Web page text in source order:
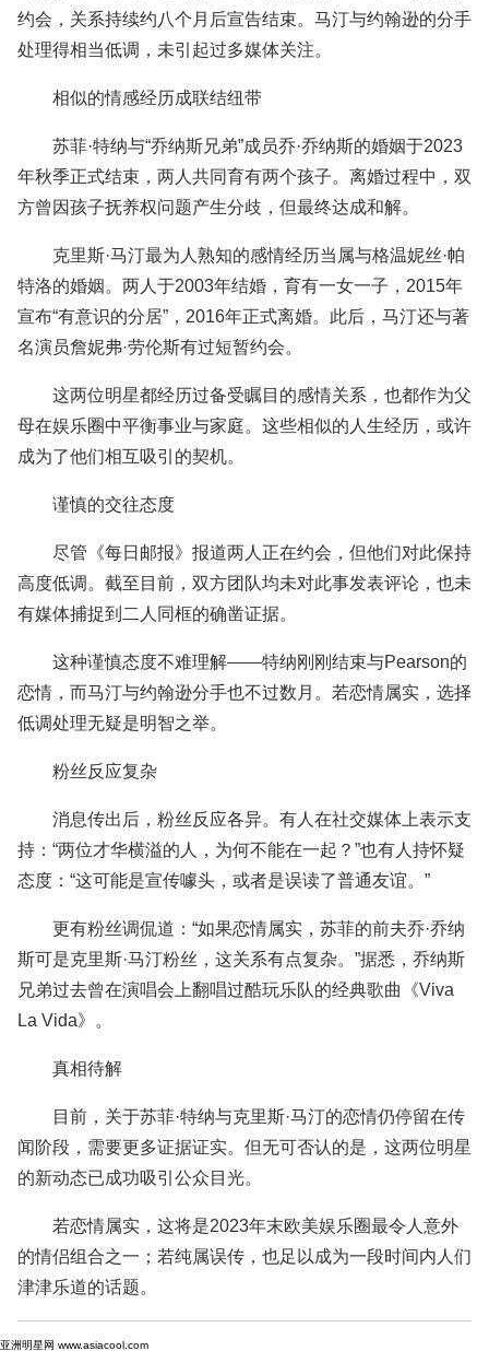
约会，关系持续约八个月后宣告结束。马汀与约翰逊的分手
处理得相当低调，未引起过多媒体关注。
相似的情感经历成联结纽带
苏菲·特纳与“乔纳斯兄弟”成员乔·乔纳斯的婚姻于2023
年秋季正式结束，两人共同育有两个孩子。离婚过程中，双
方曾因孩子抚养权问题产生分歧，但最终达成和解。
克里斯·马汀最为人熟知的感情经历当属与格温妮丝·帕
特洛的婚姻。两人于2003年结婚，育有一女一子，2015年
宣布“有意识的分居”，2016年正式离婚。此后，马汀还与著
名演员詹妮弗·劳伦斯有过短暂约会。
这两位明星都经历过备受瞩目的感情关系，也都作为父
母在娱乐圈中平衡事业与家庭。这些相似的人生经历，或许
成为了他们相互吸引的契机。
谨慎的交往态度
尽管《每日邮报》报道两人正在约会，但他们对此保持
高度低调。截至目前，双方团队均未对此事发表评论，也未
有媒体捕捉到二人同框的确凿证据。
这种谨慎态度不难理解——特纳刚刚结束与Pearson的
恋情，而马汀与约翰逊分手也不过数月。若恋情属实，选择
低调处理无疑是明智之举。
粉丝反应复杂
消息传出后，粉丝反应各异。有人在社交媒体上表示支
持：“两位才华横溢的人，为何不能在一起？”也有人持怀疑
态度：“这可能是宣传噱头，或者是误读了普通友谊。”
更有粉丝调侃道：“如果恋情属实，苏菲的前夫乔·乔纳
斯可是克里斯·马汀粉丝，这关系有点复杂。”据悉，乔纳斯
兄弟过去曾在演唱会上翻唱过酷玩乐队的经典歌曲《Viva
La Vida》。
真相待解
目前，关于苏菲·特纳与克里斯·马汀的恋情仍停留在传
闻阶段，需要更多证据证实。但无可否认的是，这两位明星
的新动态已成功吸引公众目光。
若恋情属实，这将是2023年末欧美娱乐圈最令人意外
的情侣组合之一；若纯属误传，也足以成为一段时间内人们
津津乐道的话题。
亚洲明星网 www.asiacool.com